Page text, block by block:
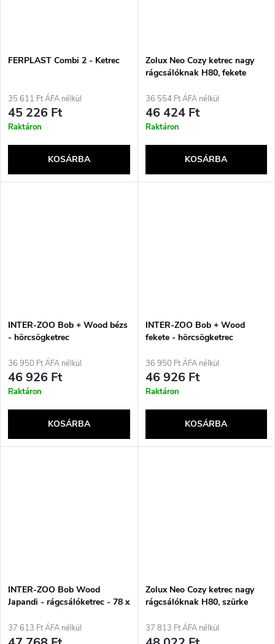
FERPLAST Combi 2 - Ketrec
35 611 Ft ÁFA nélkül
45 226 Ft
Raktáron
KOSÁRBA
Zolux Neo Cozy ketrec nagy
rágcsálóknak H80, fekete
36 554 Ft ÁFA nélkül
46 424 Ft
Raktáron
KOSÁRBA
INTER-ZOO Bob + Wood bézs
- hörcsögketrec
36 950 Ft ÁFA nélkül
46 926 Ft
Raktáron
KOSÁRBA
INTER-ZOO Bob + Wood
fekete - hörcsögketrec
36 950 Ft ÁFA nélkül
46 926 Ft
Raktáron
KOSÁRBA
INTER-ZOO Bob Wood
Japandi - rágcsálóketrec - 78 x
37 613 Ft ÁFA nélkül
Zolux Neo Cozy ketrec nagy
rágcsálóknak H80, szürke
37 813 Ft ÁFA nélkül